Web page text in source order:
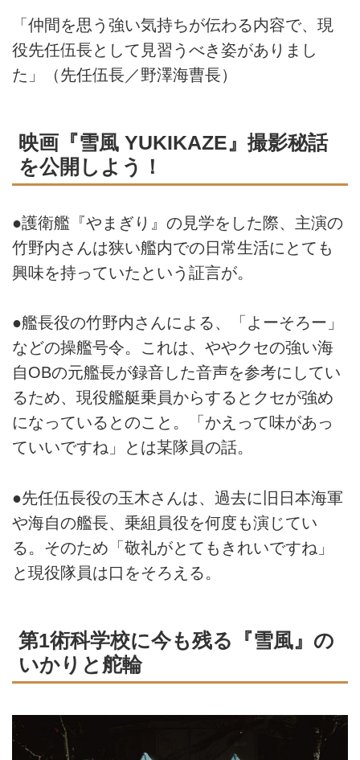
「仲間を思う強い気持ちが伝わる内容で、現
役先任伍長として見習うべき姿がありまし
た」（先任伍長／野澤海曹長）
映画『雪風 YUKIKAZE』撮影秘話
を公開しよう！
●護衛艦『やまぎり』の見学をした際、主演の
竹野内さんは狭い艦内での日常生活にとても
興味を持っていたという証言が。
●艦長役の竹野内さんによる、「よーそろー」
などの操艦号令。これは、ややクセの強い海
自OBの元艦長が録音した音声を参考にしてい
るため、現役艦艇乗員からするとクセが強め
になっているとのこと。「かえって味があっ
ていいですね」とは某隊員の話。
●先任伍長役の玉木さんは、過去に旧日本海軍
や海自の艦長、乗組員役を何度も演じてい
る。そのため「敬礼がとてもきれいですね」
と現役隊員は口をそろえる。
第1術科学校に今も残る『雪風』の
いかりと舵輪